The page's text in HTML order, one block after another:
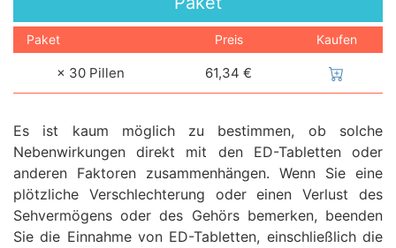
Paket Preis Kaufen
× 30 Pillen 61,34 €
Es ist kaum möglich zu bestimmen, ob solche
Nebenwirkungen direkt mit den ED-Tabletten oder
anderen Faktoren zusammenhängen. Wenn Sie eine
plötzliche Verschlechterung oder einen Verlust des
Sehvermögens oder des Gehörs bemerken, beenden
Sie die Einnahme von ED-Tabletten, einschließlich die